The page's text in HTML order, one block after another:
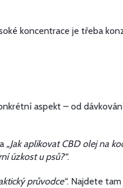
koncentrace je třeba
aspekt – od
„Jak aplikovat CBD olej na
úzkost u psů?“.
průvodce“. Najdete